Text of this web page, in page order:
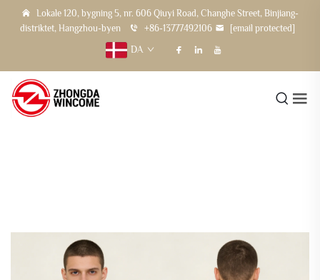
Lokale 120, bygning 5, nr. 606 Qiuyi Road, Changhe Street, Binjiang-
distriktet, Hangzhou-byen
+86-13777492106
[email protected]
DA